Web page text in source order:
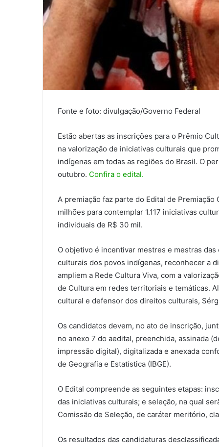
Fonte e foto: divulgação/Governo Federal
Estão abertas as inscrições para o Prêmio
na valorização de iniciativas culturais que
indígenas em todas as regiões do Brasil. O
outubro. Confira o edital.
A premiação faz parte do Edital de
milhões para contemplar 1.117 iniciativas
individuais de R$ 30 mil.
O objetivo é incentivar mestres e mestras
culturais dos povos indígenas, reconhecer a
ampliem a Rede Cultura Viva, com a
de Cultura em redes territoriais e temáticas.
cultural e defensor dos direitos culturais,
Os candidatos devem, no ato de inscrição,
no anexo 7 do aedital, preenchida, assinada
impressão digital), digitalizada e anexada
de Geografia e Estatística (IBGE).
O Edital compreende as seguintes etapas:
das iniciativas culturais; e seleção, na qual
Comissão de Seleção, de caráter meritório,
Os resultados das candidaturas